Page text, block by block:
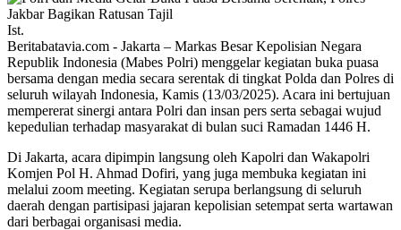
Ist.
Beritabatavia.com - Jakarta – Markas Besar Kepolisian Negara
Republik Indonesia (Mabes Polri) menggelar kegiatan buka puasa
bersama dengan media secara serentak di tingkat Polda dan Polres di
seluruh wilayah Indonesia, Kamis (13/03/2025). Acara ini bertujuan
mempererat sinergi antara Polri dan insan pers serta sebagai wujud
kepedulian terhadap masyarakat di bulan suci Ramadan 1446 H.
Di Jakarta, acara dipimpin langsung oleh Kapolri dan Wakapolri
Komjen Pol H. Ahmad Dofiri, yang juga membuka kegiatan ini
melalui zoom meeting. Kegiatan serupa berlangsung di seluruh
daerah dengan partisipasi jajaran kepolisian setempat serta wartawan
dari berbagai organisasi media.